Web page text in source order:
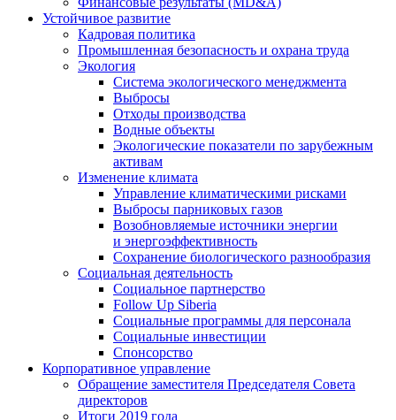
Устойчивое развитие
Кадровая политика
Промышленная безопасность и охрана труда
Экология
Система экологического менеджмента
Выбросы
Отходы производства
Водные объекты
Экологические показатели по зарубежным
активам
Изменение климата
Управление климатическими рисками
Выбросы парниковых газов
Возобновляемые источники энергии
и энергоэффективность
Сохранение биологического разнообразия
Социальная деятельность
Социальное партнерство
Follow Up Siberia
Социальные программы для персонала
Социальные инвестиции
Спонсорство
Корпоративное управление
Обращение заместителя Председателя Совета
директоров
Итоги 2019 года